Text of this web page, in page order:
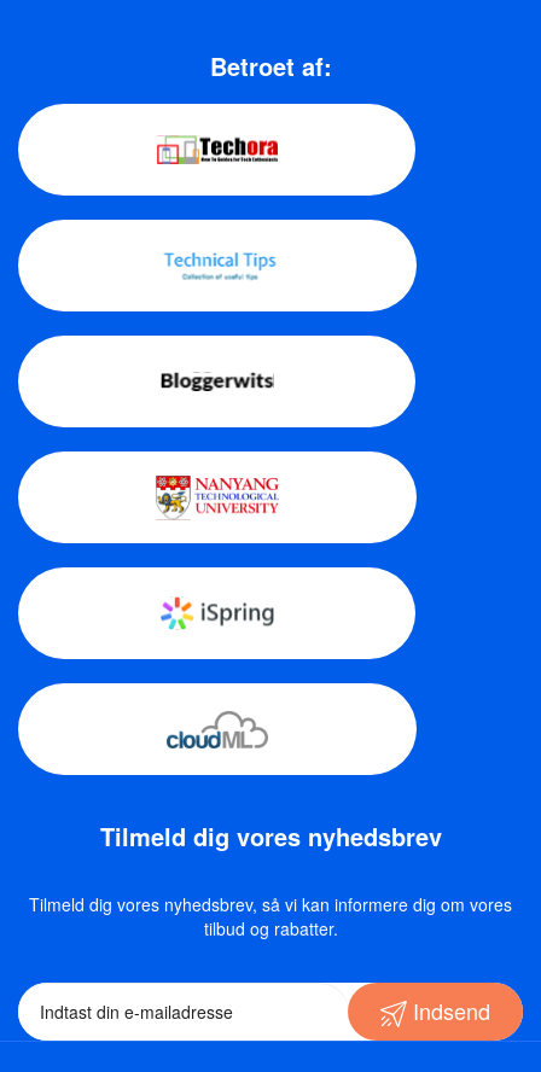
Betroet af:
Tilmeld dig vores nyhedsbrev
Tilmeld dig vores nyhedsbrev, så vi kan informere dig om vores
tilbud og rabatter.
Indsend